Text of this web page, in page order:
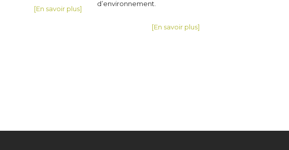
[En savoir plus]
d’environnement.
[En savoir plus]